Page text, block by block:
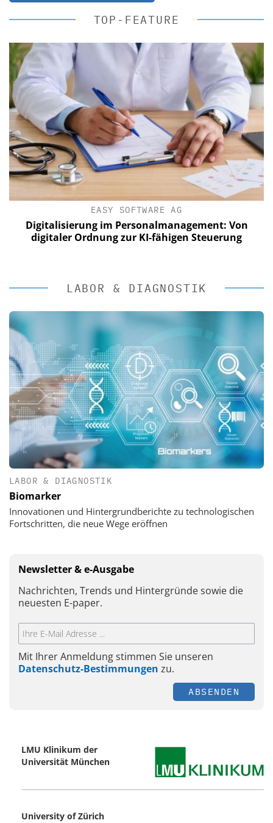
TOP-FEATURE
EASY SOFTWARE AG
Digitalisierung im Personalmanagement: Von
digitaler Ordnung zur KI-fähigen Steuerung
LABOR & DIAGNOSTIK
LABOR & DIAGNOSTIK
Biomarker
Innovationen und Hintergrundberichte zu technologischen
Fortschritten, die neue Wege eröffnen
Newsletter & e-Ausgabe
Nachrichten, Trends und Hintergründe sowie die
neuesten E-paper.
Mit Ihrer Anmeldung stimmen Sie unseren
Datenschutz-Bestimmungen zu.
ABSENDEN
LMU Klinikum der
Universität München
University of Zürich